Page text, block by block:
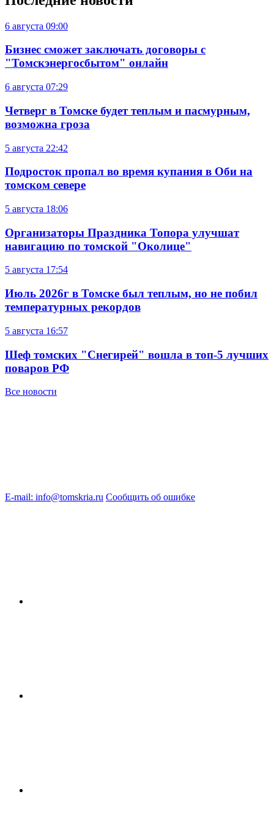
6 августа 09:00
Бизнес сможет заключать договоры с
"Томскэнергосбытом" онлайн
6 августа 07:29
Четверг в Томске будет теплым и пасмурным,
возможна гроза
5 августа 22:42
Подросток пропал во время купания в Оби на
томском севере
5 августа 18:06
Организаторы Праздника Топора улучшат
навигацию по томской "Околице"
5 августа 17:54
Июль 2026г в Томске был теплым, но не побил
температурных рекордов
5 августа 16:57
Шеф томских "Снегирей" вошла в топ-5 лучших
поваров РФ
Все новости
E-mail: info@tomskria.ru Сообщить об ошибке